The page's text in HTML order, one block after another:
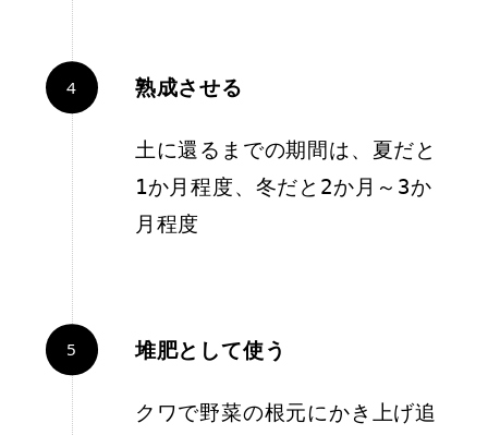
熟成させる
土に還るまでの期間は、夏だと
1か月程度、冬だと2か月～3か
月程度
堆肥として使う
クワで野菜の根元にかき上げ追